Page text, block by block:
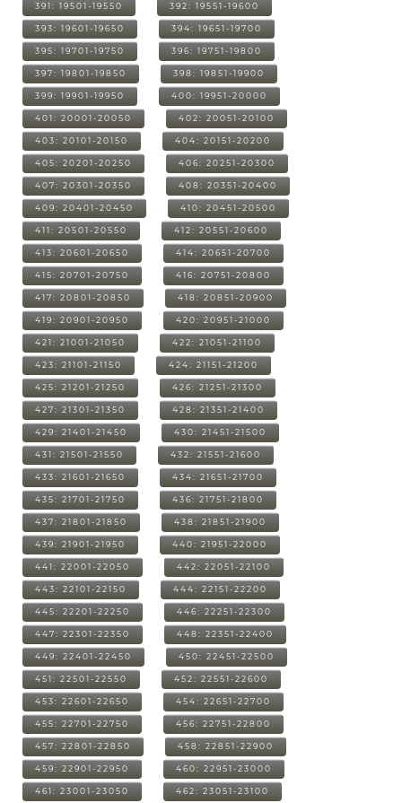
391: 19501-19550 392: 19551-19600
393: 19601-19650 394: 19651-19700
395: 19701-19750 396: 19751-19800
397: 19801-19850 398: 19851-19900
399: 19901-19950 400: 19951-20000
401: 20001-20050 402: 20051-20100
403: 20101-20150 404: 20151-20200
405: 20201-20250 406: 20251-20300
407: 20301-20350 408: 20351-20400
409: 20401-20450 410: 20451-20500
411: 20501-20550 412: 20551-20600
413: 20601-20650 414: 20651-20700
415: 20701-20750 416: 20751-20800
417: 20801-20850 418: 20851-20900
419: 20901-20950 420: 20951-21000
421: 21001-21050 422: 21051-21100
423: 21101-21150 424: 21151-21200
425: 21201-21250 426: 21251-21300
427: 21301-21350 428: 21351-21400
429: 21401-21450 430: 21451-21500
431: 21501-21550 432: 21551-21600
433: 21601-21650 434: 21651-21700
435: 21701-21750 436: 21751-21800
437: 21801-21850 438: 21851-21900
439: 21901-21950 440: 21951-22000
441: 22001-22050 442: 22051-22100
443: 22101-22150 444: 22151-22200
445: 22201-22250 446: 22251-22300
447: 22301-22350 448: 22351-22400
449: 22401-22450 450: 22451-22500
451: 22501-22550 452: 22551-22600
453: 22601-22650 454: 22651-22700
455: 22701-22750 456: 22751-22800
457: 22801-22850 458: 22851-22900
459: 22901-22950 460: 22951-23000
461: 23001-23050 462: 23051-23100